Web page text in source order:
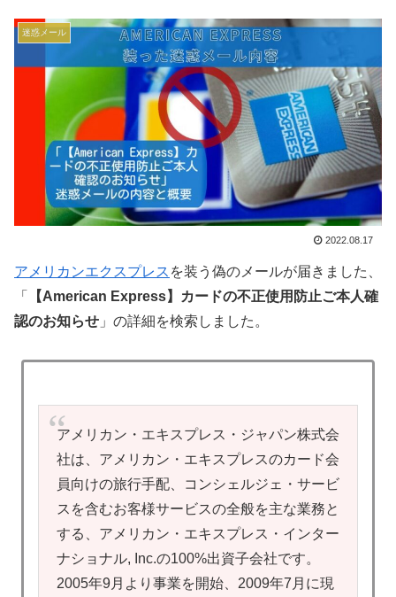
迷惑メール
2022.08.17
アメリカンエクスプレス を装う偽のメールが届きました、
「
【American Express】カードの不正使用防止ご本人確
認のお知らせ 」の詳細を検索しました。
アメリカン・エキスプレス・ジャパン株式会
社は、アメリカン・エキスプレスのカード会
員向けの旅行手配、コンシェルジェ・サービ
スを含むお客様サービスの全般を主な業務と
する、アメリカン・エキスプレス・インター
ナショナル, Inc.の100%出資子会社です。
2005年9月より事業を開始、2009年7月に現